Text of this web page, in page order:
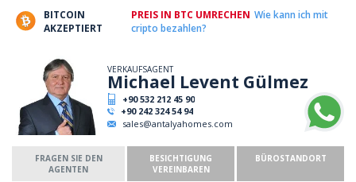
BITCOIN
AKZEPTIERT
PREIS IN BTC UMRECHEN Wie kann ich mit
cripto bezahlen?
VERKAUFSAGENT
Michael Levent Gülmez
+90 532 212 45 90
+90 242 324 54 94
sales@antalyahomes.com
FRAGEN SIE DEN
AGENTEN
BESICHTIGUNG
VEREINBAREN
BÜROSTANDORT